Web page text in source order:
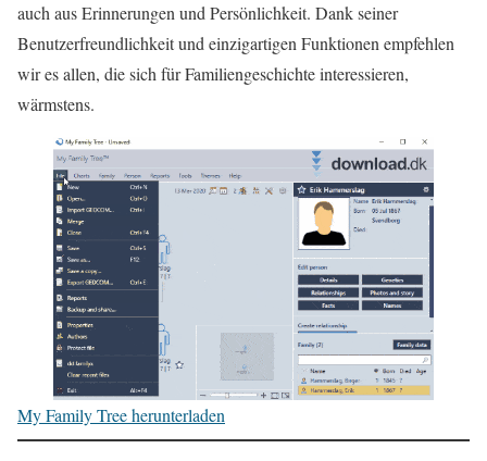
auch aus Erinnerungen und Persönlichkeit. Dank seiner
Benutzerfreundlichkeit und einzigartigen Funktionen empfehlen
wir es allen, die sich für Familiengeschichte interessieren,
wärmstens.
My Family Tree herunterladen